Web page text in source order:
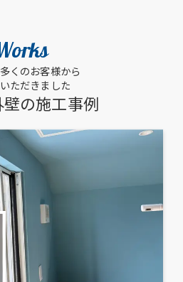
くのお客様から
ただきました
の施工事例